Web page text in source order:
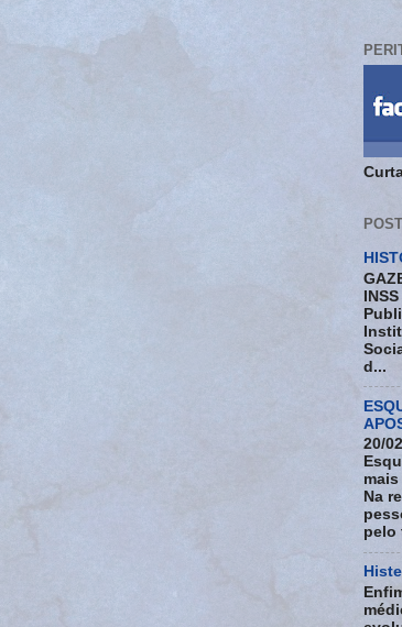
d...
20/
Na
pelo